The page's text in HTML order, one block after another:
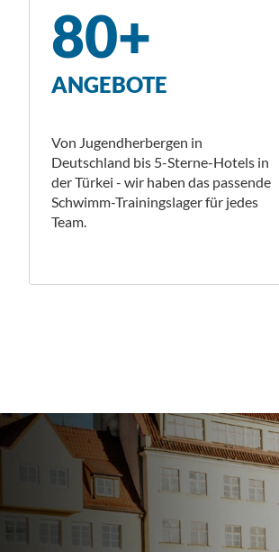
80+
ANGEBOTE
Von Jugendherbergen in
Deutschland bis 5-Sterne-Hotels in
der Türkei - wir haben das passende
Schwimm-Trainingslager für jedes
Team.